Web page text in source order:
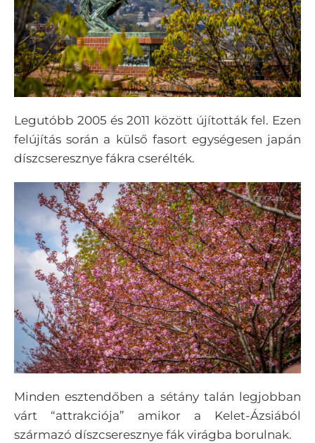
Legutóbb 2005 és 2011 között újították fel. Ezen
felújítás során a külső fasort egységesen japán
díszcseresznye fákra cserélték.
Minden esztendőben a sétány talán legjobban
várt “attrakciója” amikor a Kelet-Ázsiából
származó díszcseresznye fák virágba borulnak.